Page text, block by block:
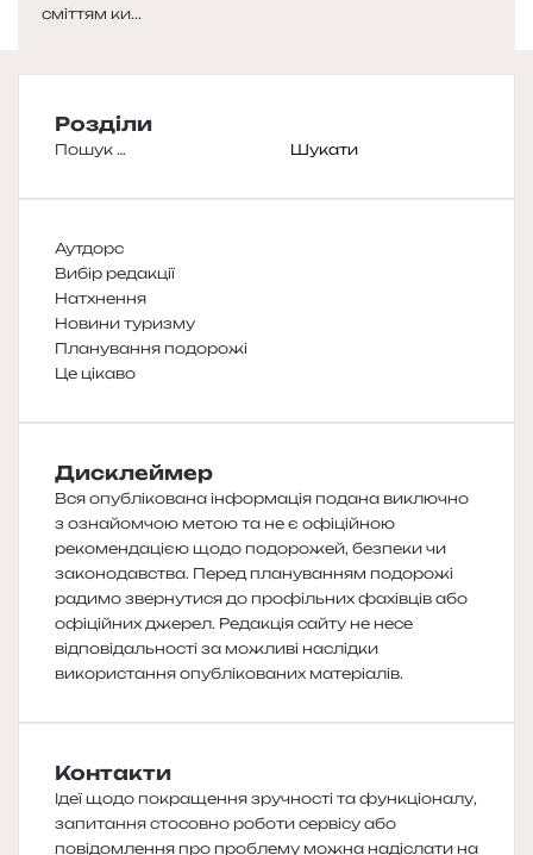
сміттям ки...
Розділи
Пошук:
Аутдорс
Вибір редакції
Натхнення
Новини туризму
Планування подорожі
Це цікаво
Дисклеймер
Вся опублікована інформація подана виключно
з ознайомчою метою та не є офіційною
рекомендацією щодо подорожей, безпеки чи
законодавства. Перед плануванням подорожі
радимо звернутися до профільних фахівців або
офіційних джерел. Редакція сайту не несе
відповідальності за можливі наслідки
використання опублікованих матеріалів.
Контакти
Ідеї щодо покращення зручності та функціоналу,
запитання стосовно роботи сервісу або
повідомлення про проблему можна надіслати на